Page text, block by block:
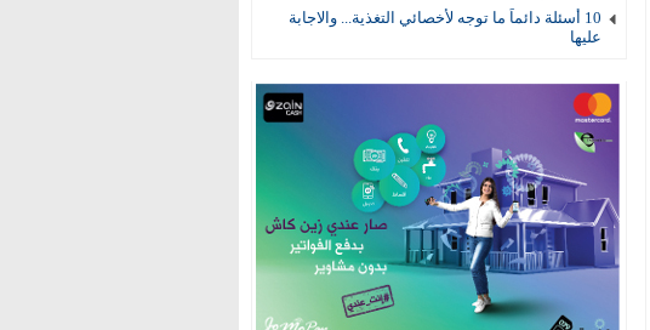
10 أسئلة دائماً ما توجه لأخصائي التغذية... والاجابة
عليها